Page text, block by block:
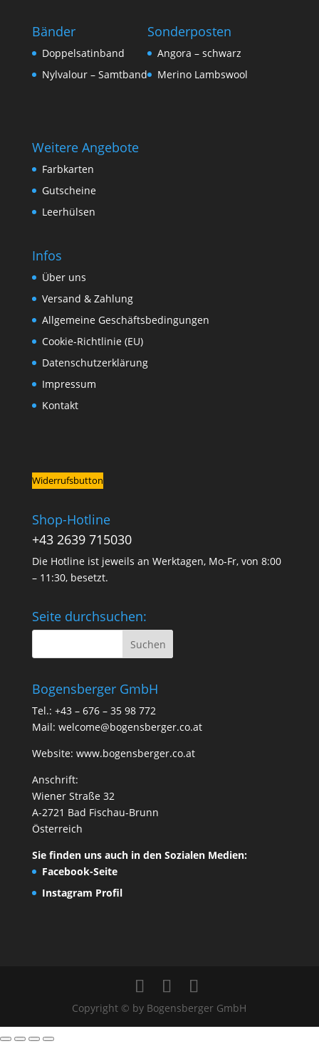
Bänder
Doppelsatinband
Nylvalour – Samtband
Sonderposten
Angora – schwarz
Merino Lambswool
Weitere Angebote
Farbkarten
Gutscheine
Leerhülsen
Infos
Über uns
Versand & Zahlung
Allgemeine Geschäftsbedingungen
Cookie-Richtlinie (EU)
Datenschutzerklärung
Impressum
Kontakt
Widerrufsbutton
Shop-Hotline
+43 2639 715030
Die Hotline ist jeweils an Werktagen, Mo-Fr, von 8:00
– 11:30, besetzt.
Seite durchsuchen:
Bogensberger GmbH
Tel.: +43 – 676 – 35 98 772
Mail: welcome@bogensberger.co.at
Website: www.bogensberger.co.at
Anschrift:
Wiener Straße 32
A-2721 Bad Fischau-Brunn
Österreich
Sie finden uns auch in den Sozialen Medien:
Facebook-Seite
Instagram Profil
Copyright © by Bogensberger GmbH